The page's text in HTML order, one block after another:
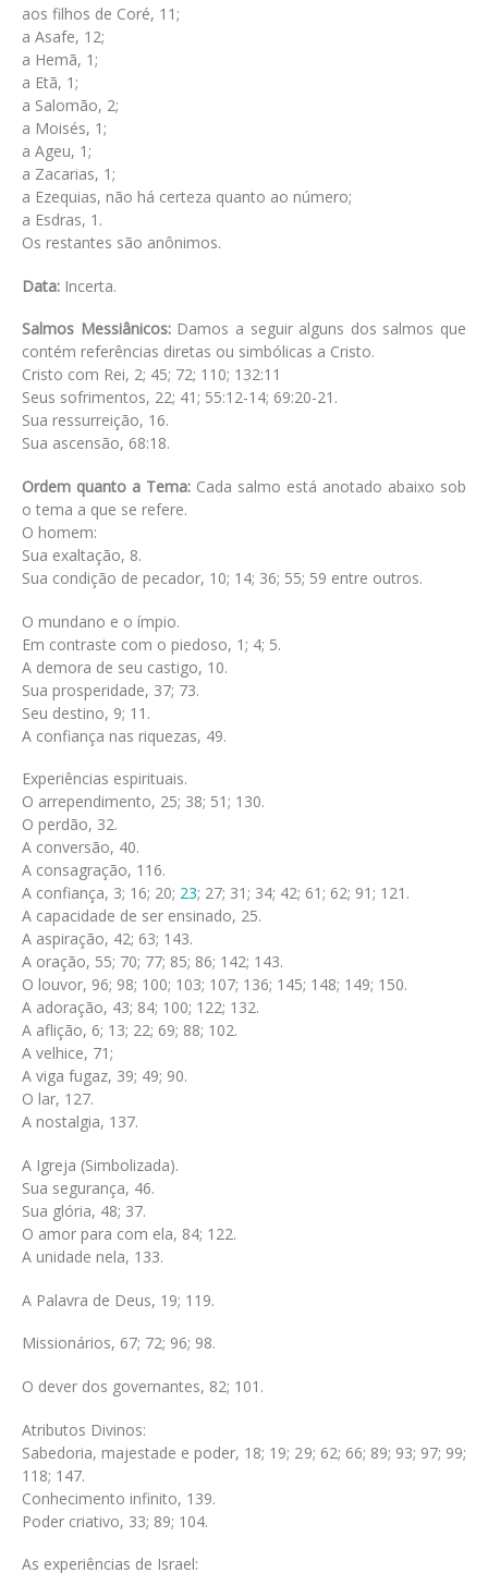
aos filhos de Coré, 11;
a Asafe, 12;
a Hemã, 1;
a Etã, 1;
a Salomão, 2;
a Moisés, 1;
a Ageu, 1;
a Zacarias, 1;
a Ezequias, não há certeza quanto ao número;
a Esdras, 1.
Os restantes são anônimos.
Data: Incerta.
Salmos Messiânicos:Damos a seguir alguns dos salmos que
contém referências diretas ou simbólicas a Cristo.
Cristo com Rei, 2; 45; 72; 110; 132:11
Seus sofrimentos, 22; 41; 55:12-14; 69:20-21.
Sua ressurreição, 16.
Sua ascensão, 68:18.
Ordem quanto a Tema: Cada salmo está anotado abaixo sob
o tema a que se refere.
O homem:
Sua exaltação, 8.
Sua condição de pecador, 10; 14; 36; 55; 59 entre outros.
O mundano e o ímpio.
Em contraste com o piedoso, 1; 4; 5.
A demora de seu castigo, 10.
Sua prosperidade, 37; 73.
Seu destino, 9; 11.
A confiança nas riquezas, 49.
Experiências espirituais.
O arrependimento, 25; 38; 51; 130.
O perdão, 32.
A conversão, 40.
A consagração, 116.
A confiança, 3; 16; 20; 23; 27; 31; 34; 42; 61; 62; 91; 121.
A capacidade de ser ensinado, 25.
A aspiração, 42; 63; 143.
A oração, 55; 70; 77; 85; 86; 142; 143.
O louvor, 96; 98; 100; 103; 107; 136; 145; 148; 149; 150.
A adoração, 43; 84; 100; 122; 132.
A aflição, 6; 13; 22; 69; 88; 102.
A velhice, 71;
A viga fugaz, 39; 49; 90.
O lar, 127.
A nostalgia, 137.
A Igreja (Simbolizada).
Sua segurança, 46.
Sua glória, 48; 37.
O amor para com ela, 84; 122.
A unidade nela, 133.
A Palavra de Deus, 19; 119.
Missionários, 67; 72; 96; 98.
O dever dos governantes, 82; 101.
Atributos Divinos:
Sabedoria, majestade e poder, 18; 19; 29; 62; 66; 89; 93; 97; 99;
118; 147.
Conhecimento infinito, 139.
Poder criativo, 33; 89; 104.
As experiências de Israel: